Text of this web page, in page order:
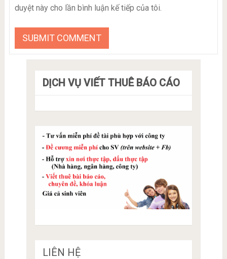
duyệt này cho lần bình luận kế tiếp của tôi.
DỊCH VỤ VIẾT THUÊ BÁO CÁO
LIÊN HỆ